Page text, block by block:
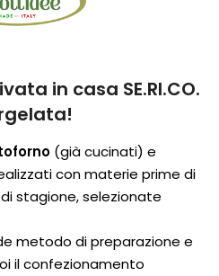
in casa SE.RI.CO.
(già cucinati) e
con materie prime di
stagione, selezionate
metodo di preparazione e
il confezionamento